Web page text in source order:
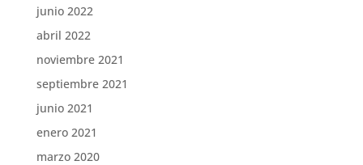
junio 2022
abril 2022
noviembre 2021
septiembre 2021
junio 2021
enero 2021
marzo 2020